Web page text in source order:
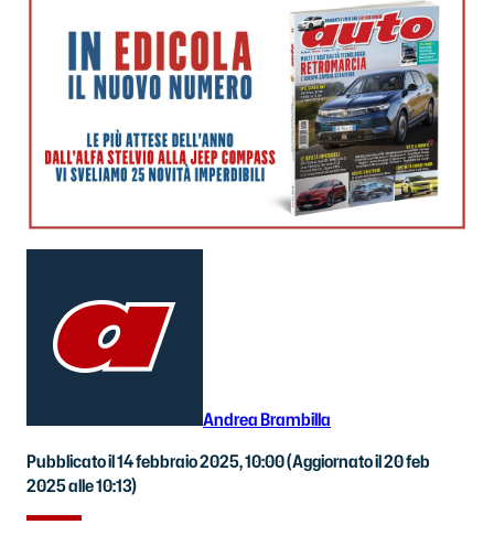
Andrea Brambilla
Pubblicato il 14 febbraio 2025, 10:00(Aggiornato il 20 feb
2025 alle 10:13)